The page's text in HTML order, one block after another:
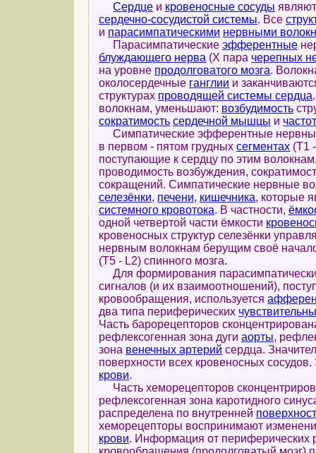
Сердце и кровеносные сосуды
сердечно-сосудистой системы. Все
и парасимпатическими нервными
Парасимпатические эфферентные
блуждающего нерва (X пара черепных
на уровне продолговатого мозга.
околосердечные ганглии и
структурах проводящей системы сердца
волокнам, уменьшают: возбудимость
сократимость сердечной мышцы и
Симпатические эфферентные
в первом - пятом грудных сегментах (T1
поступающие к сердцу по этим
проводимость возбуждения,
сокращений. Симпатические нервные
селезёнки, печени, кишечника, которые
системного кровотока. В частности,
одной четвертой части ёмкости
кровеносных структур селезёнки
нервным волокнам берущим своё
(T5 - L2) спинного мозга.
Для формирования
сигналов (и их взаимоотношений),
кровообращения, используется
два типа периферических
Часть барорецепторов
рефлексогенная зона дуги аорты,
зона венечных артерий сердца.
поверхности всех кровеносных
крови.
Часть хеморецепторов
рефлексогенная зона каротидного
распределена по внутренней
хеморецепторы воспринимают
крови. Информация от периферических